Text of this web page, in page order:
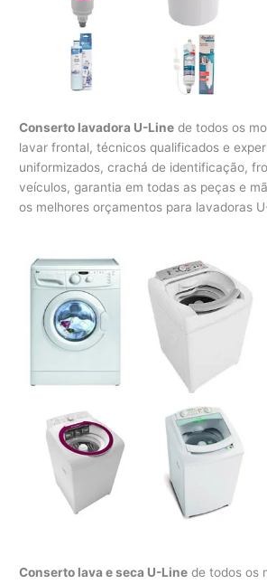
Conserto lavadora U-Line de todos os
lavar frontal, técnicos qualificados e
uniformizados, crachá de identificação,
veículos, garantia em todas as peças e
os melhores orçamentos para lavadoras
Conserto lava e seca U-Line de todos os